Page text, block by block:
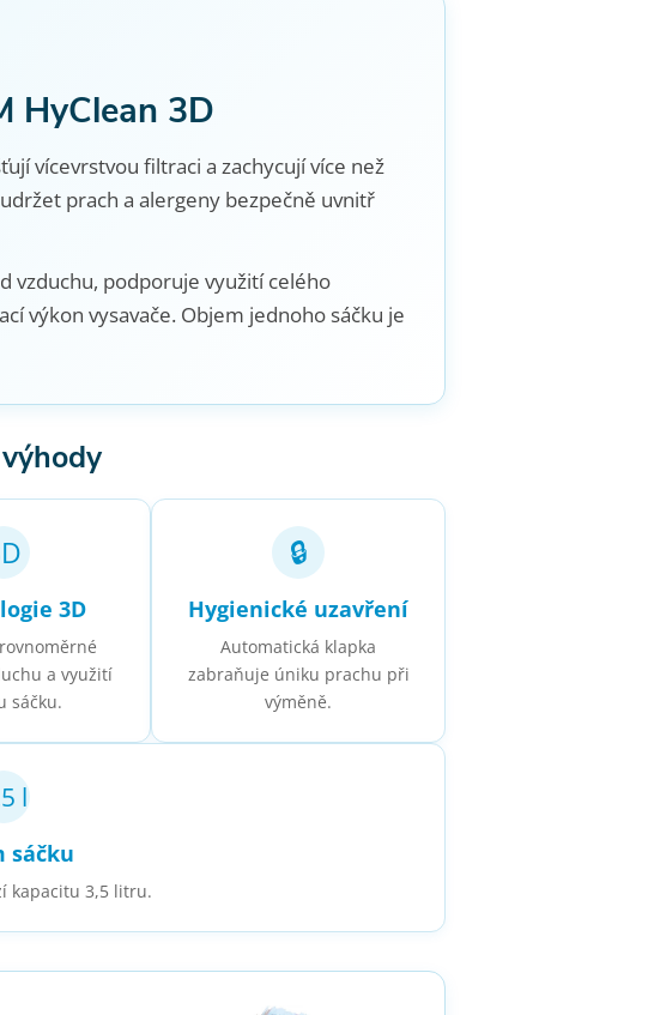
HyClean 3D
vícevrstvou filtraci a zachycují více než
prach a alergeny bezpečně uvnitř
vzduchu, podporuje využití celého
výkon vysavače. Objem jednoho sáčku je
3D
a využití
sáčku.
🔒
Hygienické uzavření
Automatická klapka
zabraňuje úniku prachu při
výměně.
l
sáčku
kapacitu 3,5 litru.